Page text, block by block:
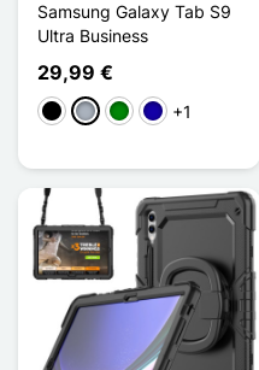
Samsung Galaxy Tab S9
Ultra Business
29,99 €
Negro
Gris VerdeAzul oscuro
+1